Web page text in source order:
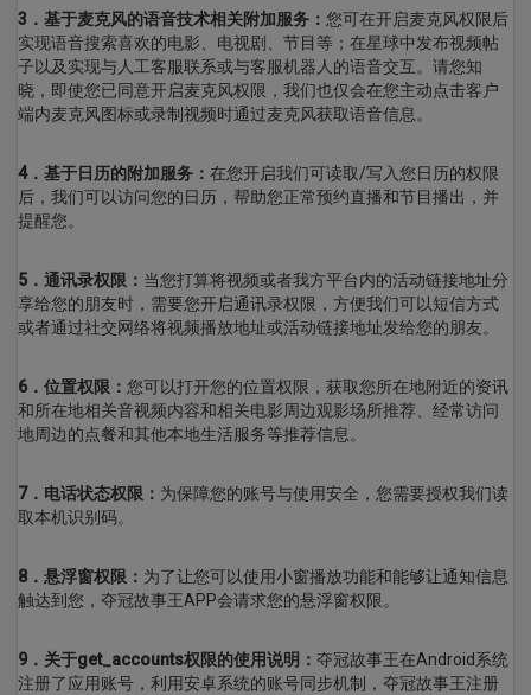
3．基于麦克风的语音技术相关附加服务： 您可在开启麦克风权限后
实现语音搜索喜欢的电影、电视剧、节目等；在星球中发布视频帖
子以及实现与人工客服联系或与客服机器人的语音交互。请您知
晓，即使您已同意开启麦克风权限，我们也仅会在您主动点击客户
端内麦克风图标或录制视频时通过麦克风获取语音信息。
4．基于日历的附加服务： 在您开启我们可读取/写入您日历的权限
后，我们可以访问您的日历，帮助您正常预约直播和节目播出，并
提醒您。
5 ． 通讯录权限： 当您打算将视频或者我方平台内的活动链接地址分
享给您的朋友时，需要您开启通讯录权限，方便我们可以短信方式
或者通过社交网络将视频播放地址或活动链接地址发给您的朋友。
6 ． 位置权限： 您可以打开您的位置权限，获取您所在地附近的资讯
和所在地相关音视频内容和相关电影周边观影场所推荐、经常访问
地周边的点餐和其他本地生活服务等推荐信息。
7． 电话状态权限： 为保障您的账号与使用安全，您需要授权我们读
取本机识别码。
8 ． 悬浮窗权限： 为了让您可以使用小窗播放功能和能够让通知信息
触达到您，夺冠故事王APP会请求您的悬浮窗权限。
9．关于get_accounts权限的使用说明： 夺冠故事王在Android系统
注册了应用账号，利用安卓系统的账号同步机制，夺冠故事王注册